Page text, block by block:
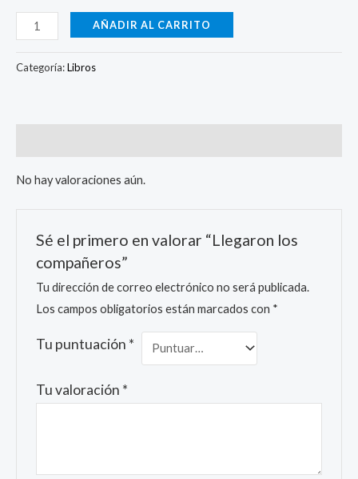
AÑADIR AL CARRITO
Categoría:Libros
No hay valoraciones aún.
Sé el primero en valorar “Llegaron los
compañeros”
Tu dirección de correo electrónico no será publicada.
Los campos obligatorios están marcados con *
Tu puntuación *
Tu valoración *